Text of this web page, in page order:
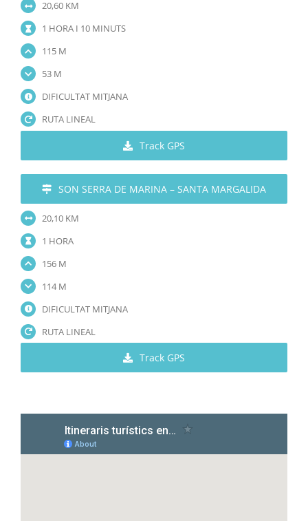
20,60 KM
1 HORA I 10 MINUTS
115 M
53 M
DIFICULTAT MITJANA
RUTA LINEAL
Track GPS
SON SERRA DE MARINA – SANTA MARGALIDA
20,10 KM
1 HORA
156 M
114 M
DIFICULTAT MITJANA
RUTA LINEAL
Track GPS